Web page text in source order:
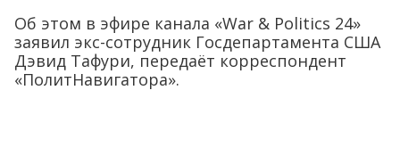
Об этом в эфире канала «War & Politics 24»
заявил экс-сотрудник Госдепартамента США
Дэвид Тафури, передаёт корреспондент
«ПолитНавигатора».